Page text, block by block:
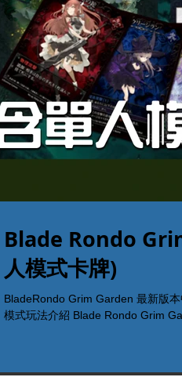
Blade Rondo
人模式卡牌)
BladeRondo Grim Garden 最新版
模式玩法介紹 Blade Rondo Grim